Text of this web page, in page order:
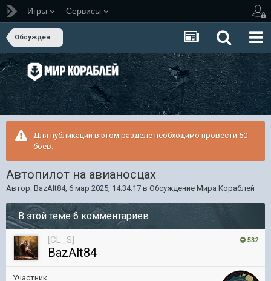
Игры Сервисы
Обсуждение Мира Кораблей
Для публикации в этом разделе необходимо провести 50
боёв.
Автопилот на авианосцах
Автор: BazAlt84, 6 мар 2025, 14:34:17 в Обсуждение Мира Кораблей
В этой теме 6 комментариев
532
[CL_S]
BazAlt84
Участник